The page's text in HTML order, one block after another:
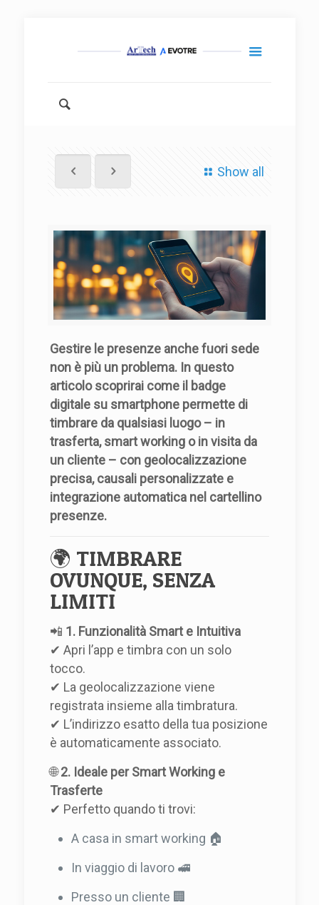
Show all
Gestire le presenze anche fuori sede
non è più un problema. In questo
articolo scoprirai come il badge
digitale su smartphone permette di
timbrare da qualsiasi luogo – in
trasferta, smart working o in visita da
un cliente – con geolocalizzazione
precisa, causali personalizzate e
integrazione automatica nel cartellino
presenze.
🌍 TIMBRARE
OVUNQUE, SENZA
LIMITI
📲 1. Funzionalità Smart e Intuitiva
✔ Apri l’app e timbra con un solo
tocco.
✔ La geolocalizzazione viene
registrata insieme alla timbratura.
✔ L’indirizzo esatto della tua posizione
è automaticamente associato.
🌐2. Ideale per Smart Working e
Trasferte
✔ Perfetto quando ti trovi:
A casa in smart working 🏠
In viaggio di lavoro 🚅
Presso un cliente 🏢